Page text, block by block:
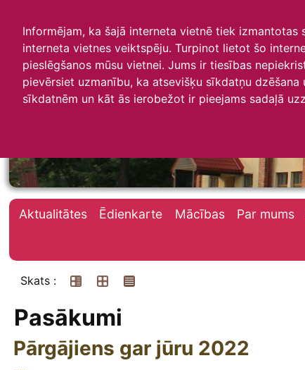
Informējam, ka šajā interneta vietnē tiek
interneta vietnes veiktspēju. Turpinot lietot šo
pieslēgšanos mūsu vietnei. Jums ir tiesības
pievērsiet uzmanību, ka atsevišķu sīkdatņu
sīkdatnēm un kāt ās ierobežot ir pieejams sadaļā
Irlavas skola
Aktualitātes Ēdienkarte Mācības Par mums
Skats :
Pasākumi
Pārgājiens gar jūru 2022